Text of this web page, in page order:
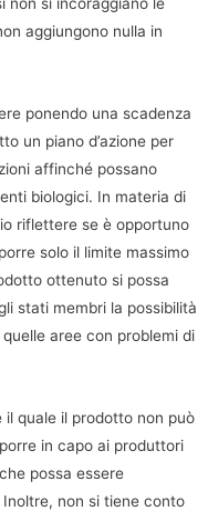
aggiungono nulla in
ponendo una scadenza
un piano d’azione per
affinché possano
biologici. In materia di
riflettere se è opportuno
solo il limite massimo
ottenuto si possa
stati membri la possibilità
aree con problemi di
il quale il prodotto non può
in capo ai produttori
possa essere
Inoltre, non si tiene conto